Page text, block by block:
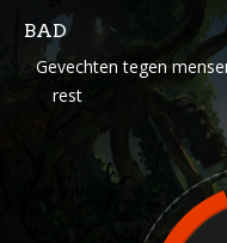
BAD
Gevechten tegen
rest